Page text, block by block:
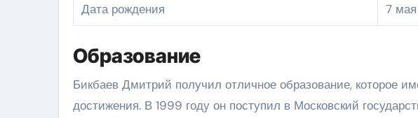
Дата рождения 7 мая
Образование
Бикбаев Дмитрий получил отличное образование, которое
достижения. В 1999 году он поступил в Московский